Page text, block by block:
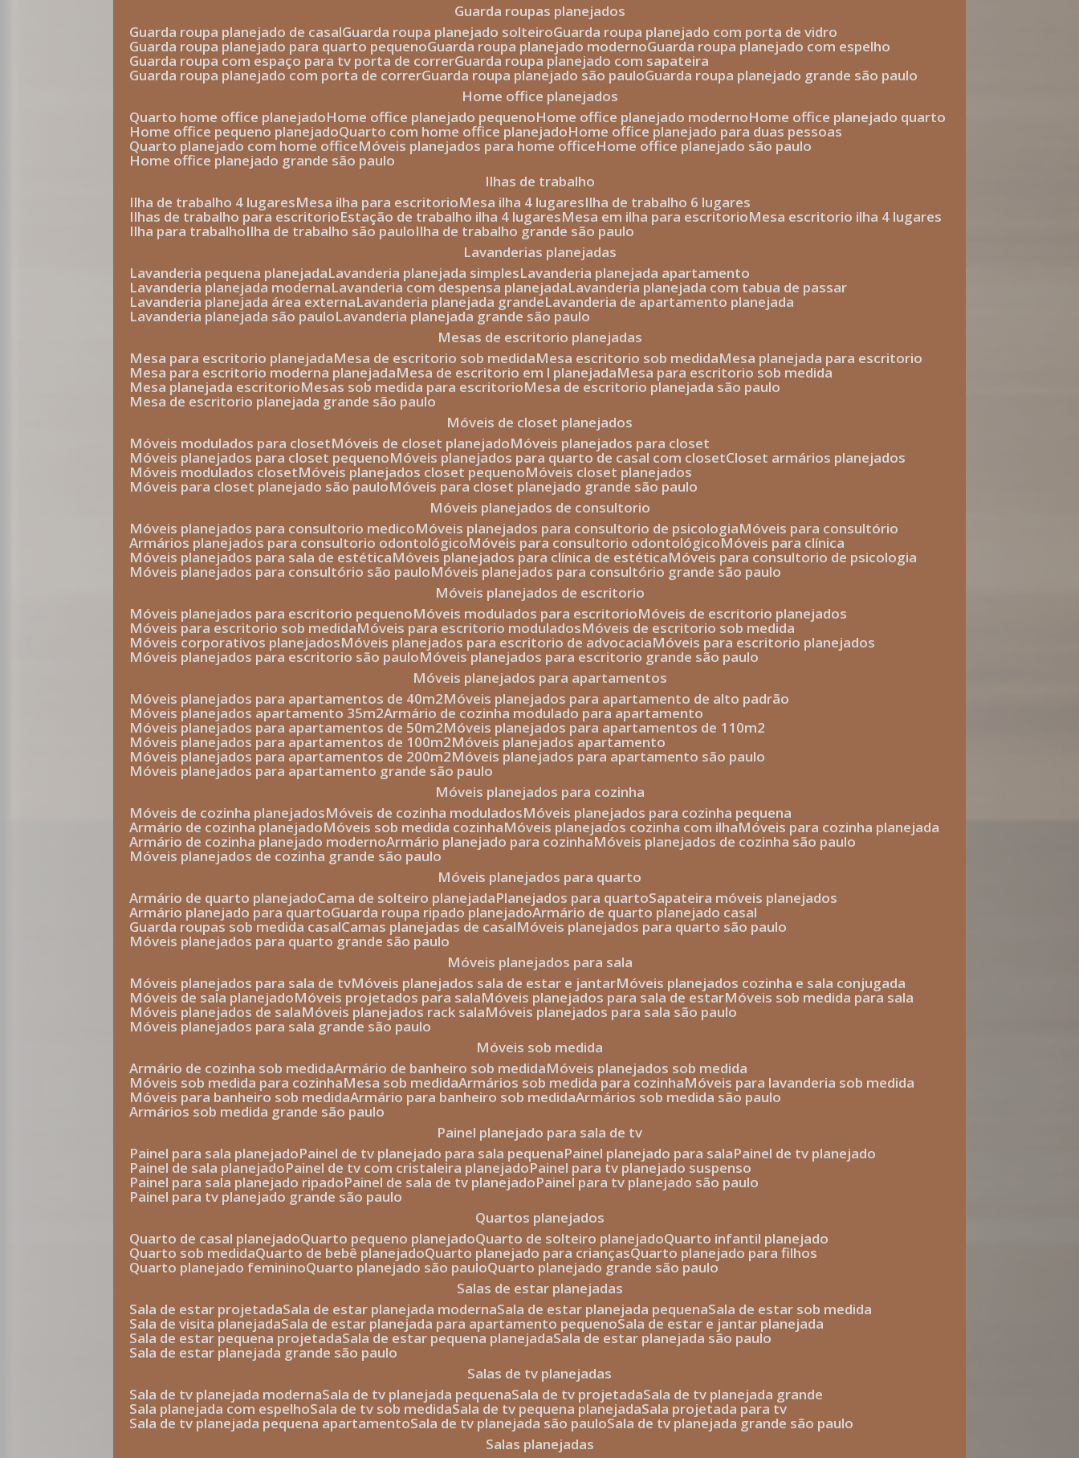
guarda roupas planejados
guarda roupa planejado de casal
guarda roupa planejado solteiro guarda roupa planejado com porta de vidro
guarda roupa planejado para quarto pequeno guarda roupa planejado moderno guarda roupa planejado com espelho
guarda roupa com espaço para tv porta de correr guarda roupa planejado com sapateira
guarda roupa planejado com porta de correr guarda roupa planejado são paulo
guarda roupa planejado grande são paulo
home office planejados
quarto home office planejado
home office planejado pequeno home office planejado moderno home office planejado quarto
home office pequeno planejado quarto com home office planejado home office planejado para duas pessoas
quarto planejado com home office móveis planejados para home office home office planejado são paulo
home office planejado grande são paulo
ilhas de trabalho
ilha de trabalho 4 lugares
mesa ilha para escritorio mesa ilha 4 lugares ilha de trabalho 6 lugares
ilhas de trabalho para escritorio estação de trabalho ilha 4 lugares mesa em ilha para escritorio mesa escritorio ilha 4 lugares
ilha para trabalho ilha de trabalho são paulo ilha de trabalho grande são paulo
lavanderias planejadas
lavanderia pequena planejada lavanderia planejada simples lavanderia planejada apartamento
lavanderia planejada moderna lavanderia com despensa planejada lavanderia planejada com tabua de passar
lavanderia planejada área externa lavanderia planejada grande lavanderia de apartamento planejada
lavanderia planejada são paulo lavanderia planejada grande são paulo
mesas de escritorio planejadas
mesa para escritorio planejada
mesa de escritorio sob medida mesa escritorio sob medida mesa planejada para escritorio
mesa para escritorio moderna planejada mesa de escritorio em l planejada mesa para escritorio sob medida
mesa planejada escritorio mesas sob medida para escritorio mesa de escritorio planejada são paulo
mesa de escritorio planejada grande são paulo
móveis de closet planejados
móveis modulados para closet
móveis de closet planejado móveis planejados para closet
móveis planejados para closet pequeno móveis planejados para quarto de casal com closet closet armários planejados
móveis modulados closet móveis planejados closet pequeno móveis closet planejados
móveis para closet planejado são paulo
móveis para closet planejado grande são paulo
móveis planejados de consultorio
móveis planejados para consultorio medico
móveis planejados para consultorio de psicologia móveis para consultório
armários planejados para consultorio odontológico móveis para consultorio odontológico móveis para clínica
móveis planejados para sala de estética móveis planejados para clínica de estética móveis para consultorio de psicologia
móveis planejados para consultório são paulo
móveis planejados para consultório grande são paulo
móveis planejados de escritorio
móveis planejados para escritorio pequeno
móveis modulados para escritorio móveis de escritorio planejados
móveis para escritorio sob medida móveis para escritorio modulados móveis de escritorio sob medida
móveis corporativos planejados móveis planejados para escritorio de advocacia móveis para escritorio planejados
móveis planejados para escritorio são paulo
móveis planejados para escritorio grande são paulo
móveis planejados para apartamentos
móveis planejados para apartamentos de 40m2
móveis planejados para apartamento de alto padrão
móveis planejados apartamento 35m2 armário de cozinha modulado para apartamento
móveis planejados para apartamentos de 50m2 móveis planejados para apartamentos de 110m2
móveis planejados para apartamentos de 100m2 móveis planejados apartamento
móveis planejados para apartamentos de 200m2 móveis planejados para apartamento são paulo
móveis planejados para apartamento grande são paulo
móveis planejados para cozinha
móveis de cozinha planejados
móveis de cozinha modulados móveis planejados para cozinha pequena
armário de cozinha planejado móveis sob medida cozinha móveis planejados cozinha com ilha móveis para cozinha planejada
armário de cozinha planejado moderno armário planejado para cozinha móveis planejados de cozinha são paulo
móveis planejados de cozinha grande são paulo
móveis planejados para quarto
armário de quarto planejado cama de solteiro planejada planejados para quarto sapateira móveis planejados
armário planejado para quarto guarda roupa ripado planejado armário de quarto planejado casal
guarda roupas sob medida casal camas planejadas de casal móveis planejados para quarto são paulo
móveis planejados para quarto grande são paulo
móveis planejados para sala
móveis planejados para sala de tv
móveis planejados sala de estar e jantar móveis planejados cozinha e sala conjugada
móveis de sala planejado móveis projetados para sala móveis planejados para sala de estar móveis sob medida para sala
móveis planejados de sala móveis planejados rack sala móveis planejados para sala são paulo
móveis planejados para sala grande são paulo
móveis sob medida
armário de cozinha sob medida armário de banheiro sob medida móveis planejados sob medida
móveis sob medida para cozinha mesa sob medida armários sob medida para cozinha móveis para lavanderia sob medida
móveis para banheiro sob medida armário para banheiro sob medida armários sob medida são paulo
armários sob medida grande são paulo
painel planejado para sala de tv
painel para sala planejado painel de tv planejado para sala pequena painel planejado para sala painel de tv planejado
painel de sala planejado painel de tv com cristaleira planejado painel para tv planejado suspenso
painel para sala planejado ripado painel de sala de tv planejado painel para tv planejado são paulo
painel para tv planejado grande são paulo
quartos planejados
quarto de casal planejado
quarto pequeno planejado quarto de solteiro planejado quarto infantil planejado
quarto sob medida quarto de bebê planejado quarto planejado para crianças quarto planejado para filhos
quarto planejado feminino quarto planejado são paulo
quarto planejado grande são paulo
salas de estar planejadas
sala de estar projetada sala de estar planejada moderna sala de estar planejada pequena sala de estar sob medida
sala de visita planejada sala de estar planejada para apartamento pequeno sala de estar e jantar planejada
sala de estar pequena projetada sala de estar pequena planejada sala de estar planejada são paulo
sala de estar planejada grande são paulo
salas de tv planejadas
sala de tv planejada moderna sala de tv planejada pequena sala de tv projetada sala de tv planejada grande
sala planejada com espelho sala de tv sob medida sala de tv pequena planejada sala projetada para tv
sala de tv planejada pequena apartamento sala de tv planejada são paulo sala de tv planejada grande são paulo
salas planejadas